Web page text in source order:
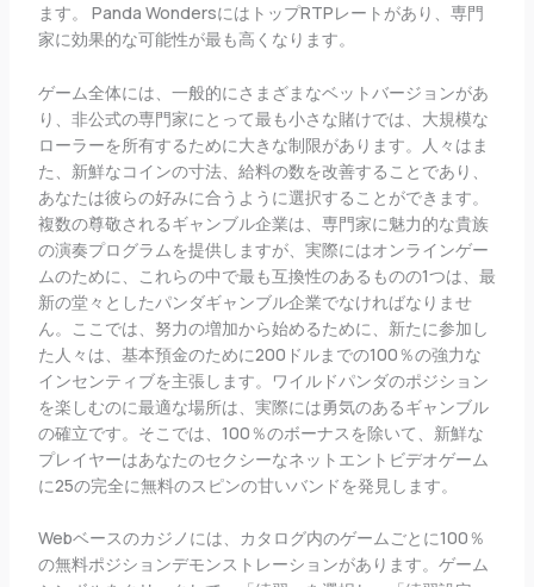
ます。 Panda WondersにはトップRTPレートがあり、専門
家に効果的な可能性が最も高くなります。
ゲーム全体には、一般的にさまざまなベットバージョンがあ
り、非公式の専門家にとって最も小さな賭けでは、大規模な
ローラーを所有するために大きな制限があります。人々はま
た、新鮮なコインの寸法、給料の数を改善することであり、
あなたは彼らの好みに合うように選択することができます。
複数の尊敬されるギャンブル企業は、専門家に魅力的な貴族
の演奏プログラムを提供しますが、実際にはオンラインゲー
ムのために、これらの中で最も互換性のあるものの1つは、最
新の堂々としたパンダギャンブル企業でなければなりませ
ん。ここでは、努力の増加から始めるために、新たに参加し
た人々は、基本預金のために200ドルまでの100％の強力な
インセンティブを主張します。ワイルドパンダのポジション
を楽しむのに最適な場所は、実際には勇気のあるギャンブル
の確立です。そこでは、100％のボーナスを除いて、新鮮な
プレイヤーはあなたのセクシーなネットエントビデオゲーム
に25の完全に無料のスピンの甘いバンドを発見します。
Webベースのカジノには、カタログ内のゲームごとに100％
の無料ポジションデモンストレーションがあります。ゲーム